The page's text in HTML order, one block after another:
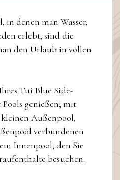
in denen man Wasser,
erlebt, sind die
den Urlaub in vollen
Tui Blue Side-
genießen; mit
Außenpool,
verbundenen
Innenpool, den Sie
besuchen.